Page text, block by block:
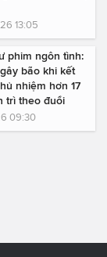
13:05
phim ngôn tình:
bão khi kết
nhiệm hơn 17
trì theo đuổi
09:30